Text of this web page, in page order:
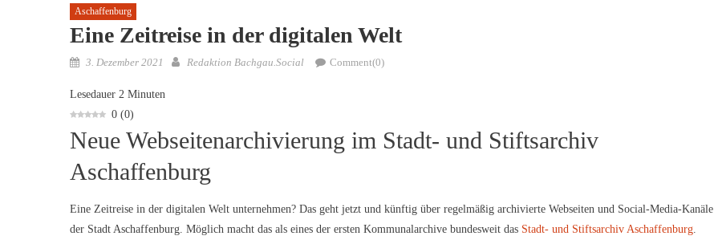
Aschaffenburg
Eine Zeitreise in der digitalen Welt
Posted
3. Dezember 2021 Author
Redaktion Bachgau.Social Comment(0)
Lesedauer 2 Minuten
0 (0)
Neue Webseitenarchivierung im Stadt- und Stiftsarchiv
Aschaffenburg
Eine Zeitreise in der digitalen Welt unternehmen? Das geht jetzt und künftig über regelmäßig archivierte Webseiten und Social-Media-Kanäle
der Stadt Aschaffenburg. Möglich macht das als eines der ersten Kommunalarchive bundesweit das Stadt- und Stiftsarchiv Aschaffenburg